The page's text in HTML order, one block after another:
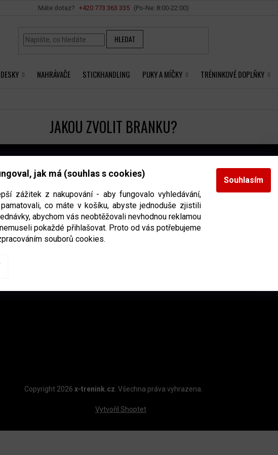
jak má (souhlas s cookies)
zážitek z nakupování - aby fungovalo vyhledávání,
co máte v košíku, abyste jednoduše zjistili
abychom vás neobtěžovali nevhodnou reklamou
pokaždé přihlašovat. Proto od vás potřebujeme
souborů cookies.
Souhlasím
+420 ‭773 363 335
Vše o nákupu
HLEDAT
NAHRÁVAČE STICKHANDLING PUKY A MÍČKY TRÉNINKOVÉ DOPLŇKY
JAKOU ZVOLIT BRANKU?
info@x-trenink.cz
+420 ‭773 363 335
xtreninkcz
INFORMACE PRO VÁS
Kontakty
O nás
Vše o nákupu
Hodnocení obchodu
Vytvořil Shoptet
Copyright 2026 x-trenink.cz . Všechna práva vyhrazena.